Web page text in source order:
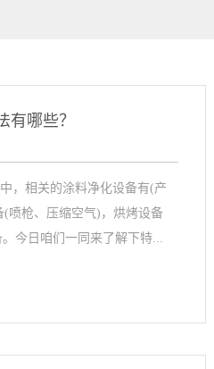
有哪些？
，相关的涂料净化设备有(产
喷枪、压缩空气)，烘烤设备
今日咱们一同来了解下特...